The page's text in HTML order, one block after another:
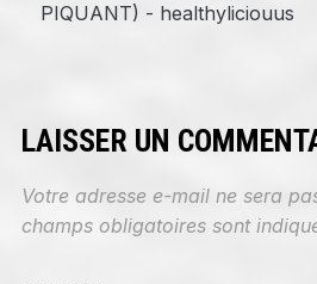
PIQUANT) - healthyliciouus
LAISSER UN
Votre adresse e-mail ne sera
champs obligatoires sont